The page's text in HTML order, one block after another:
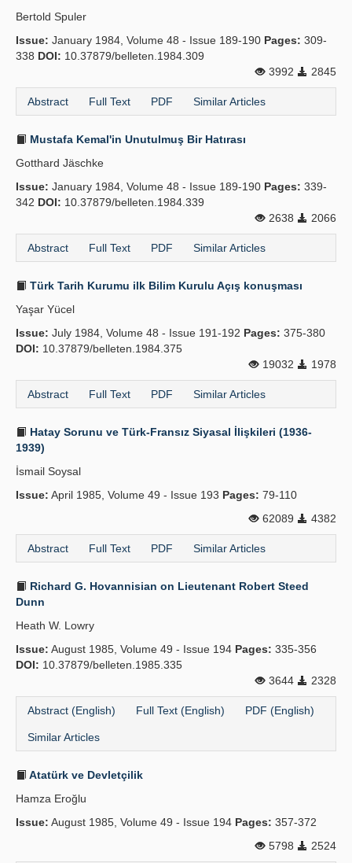
Bertold Spuler
Issue: January 1984, Volume 48 - Issue 189-190 Pages: 309-
338 DOI: 10.37879/belleten.1984.309
3992
2845
Abstract Full Text PDF Similar Articles
Mustafa Kemal'in Unutulmuş Bir Hatırası
Gotthard Jäschke
Issue: January 1984, Volume 48 - Issue 189-190 Pages: 339-
342 DOI: 10.37879/belleten.1984.339
2638
2066
Abstract Full Text PDF Similar Articles
Türk Tarih Kurumu ilk Bilim Kurulu Açış konuşması
Yaşar Yücel
Issue: July 1984, Volume 48 - Issue 191-192 Pages: 375-380
DOI: 10.37879/belleten.1984.375
19032
1978
Abstract Full Text PDF Similar Articles
Hatay Sorunu ve Türk-Fransız Siyasal İlişkileri (1936-
1939)
İsmail Soysal
Issue: April 1985, Volume 49 - Issue 193 Pages: 79-110
62089
4382
Abstract Full Text PDF Similar Articles
Richard G. Hovannisian on Lieutenant Robert Steed
Dunn
Heath W. Lowry
Issue: August 1985, Volume 49 - Issue 194 Pages: 335-356
DOI: 10.37879/belleten.1985.335
3644
2328
Abstract (English) Full Text (English) PDF (English)
Similar Articles
Atatürk ve Devletçilik
Hamza Eroğlu
Issue: August 1985, Volume 49 - Issue 194 Pages: 357-372
5798
2524